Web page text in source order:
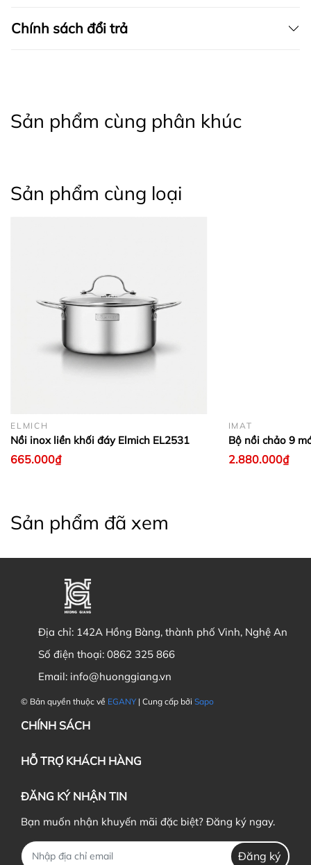
Chính sách đổi trả
Sản phẩm cùng phân khúc
Sản phẩm cùng loại
ELMICH
Nồi inox liền khối đáy Elmich EL2531
665.000₫
IMAT
Bộ nồi chảo 9
2.880.000₫
Sản phẩm đã xem
Địa chỉ: 142A Hồng Bàng, thành phố Vinh, Nghệ An
Số điện thoại: 0862 325 866
Email: info@huonggiang.vn
© Bản quyền thuộc về EGANY | Cung cấp bởi Sapo
CHÍNH SÁCH
HỖ TRỢ KHÁCH HÀNG
ĐĂNG KÝ NHẬN TIN
Bạn muốn nhận khuyến mãi đặc biệt? Đăng ký ngay.
Đăng ký